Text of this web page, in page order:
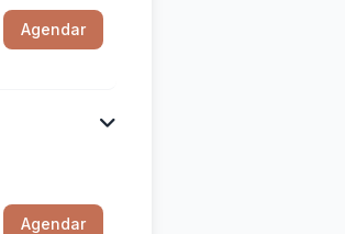
Agendar
Agendar